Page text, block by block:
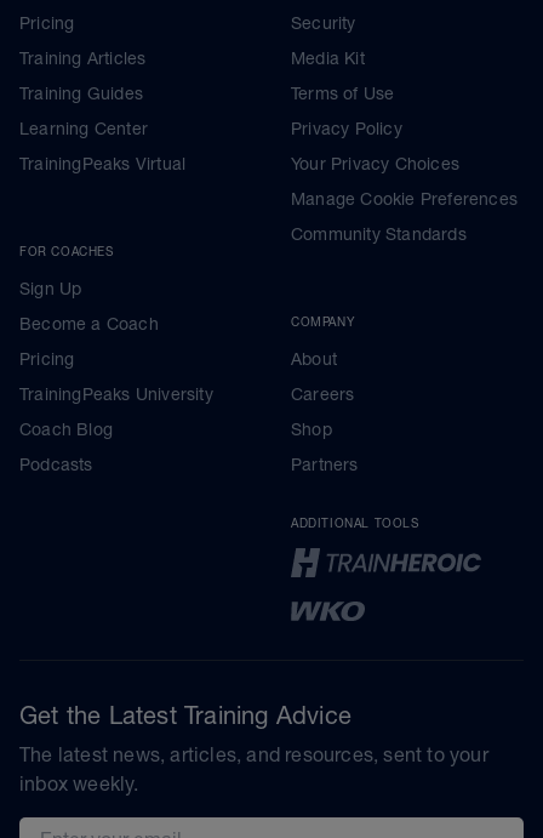
Pricing
Training Articles
Training Guides
Learning Center
TrainingPeaks Virtual
FOR COACHES
Sign Up
Become a Coach
Pricing
TrainingPeaks University
Coach Blog
Podcasts
Security
Media Kit
Terms of Use
Privacy Policy
Your Privacy Choices
Manage Cookie Preferences
Community Standards
COMPANY
About
Careers
Shop
Partners
ADDITIONAL TOOLS
Get the Latest Training Advice
The latest news, articles, and resources, sent to your
inbox weekly.
Email address